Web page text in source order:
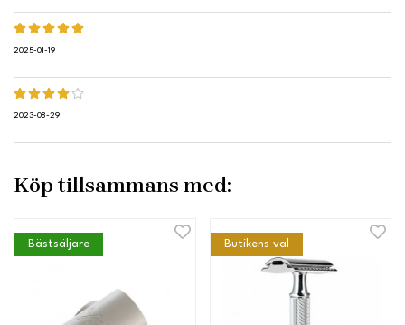
2025-01-19
2023-08-29
Köp tillsammans med:
Bästsäljare Butikens val